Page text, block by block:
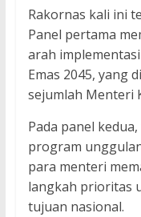
Rakornas kali ini
Panel pertama
arah
Emas 2045, yang
sejumlah Menteri
Pada panel
program
para menteri
langkah prioritas
tujuan nasional.